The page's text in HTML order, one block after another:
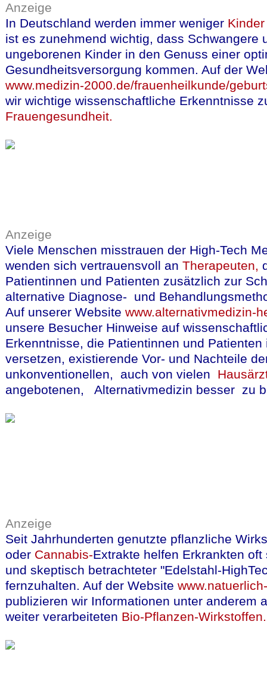
Anzeige
In Deutschland werden immer weniger Kinder
ist es zunehmend wichtig, dass Schwangere
ungeborenen Kinder in den Genuss einer
Gesundheitsversorgung kommen. Auf der
www.medizin-2000.de/frauenheilkunde/
wir wichtige wissenschaftliche Erkenntnisse
Frauengesundheit.
Anzeige
Viele Menschen misstrauen der High-Tech
wenden sich vertrauensvoll an Therapeuten,
Patientinnen und Patienten zusätzlich zur
alternative Diagnose- und
Auf unserer Website www.alternativmedizin-
unsere Besucher Hinweise auf
Erkenntnisse, die Patientinnen und Patienten
versetzen, existierende Vor- und Nachteile
unkonventionellen, auch von vielen
angebotenen, Alternativmedizin besser zu
Anzeige
Seit Jahrhunderten genutzte pflanzliche
oder Cannabis-Extrakte helfen Erkrankten
und skeptisch betrachteter "Edelstahl-
fernzuhalten. Auf der Website
publizieren wir Informationen unter anderem
weiter verarbeiteten Bio-Pflanzen-Wirkstoffen.